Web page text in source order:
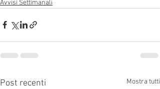
Avvisi Settimanali
Post recenti Mostra tutti